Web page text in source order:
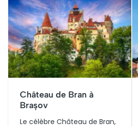
Château de Bran à
Brașov
Le célèbre Château de Bran,